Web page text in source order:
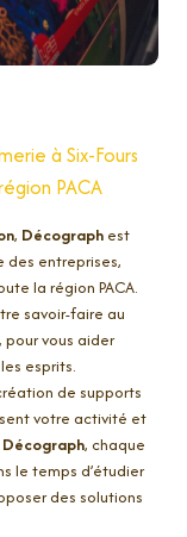
à Six-Fours
PACA
, Décograph est
des entreprises,
la région PACA.
savoir-faire au
, pour vous aider
esprits.
de supports
votre activité et
Décograph, chaque
le temps d’étudier
des solutions